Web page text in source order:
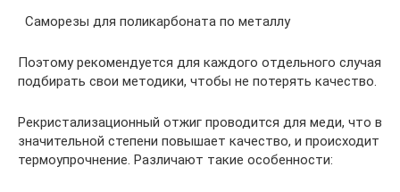
Саморезы для поликарбоната по металлу
Поэтому рекомендуется для каждого отдельного случая
подбирать свои методики, чтобы не потерять качество.
Рекристализационный отжиг проводится для меди, что в
значительной степени повышает качество, и происходит
термоупрочнение. Различают такие особенности: